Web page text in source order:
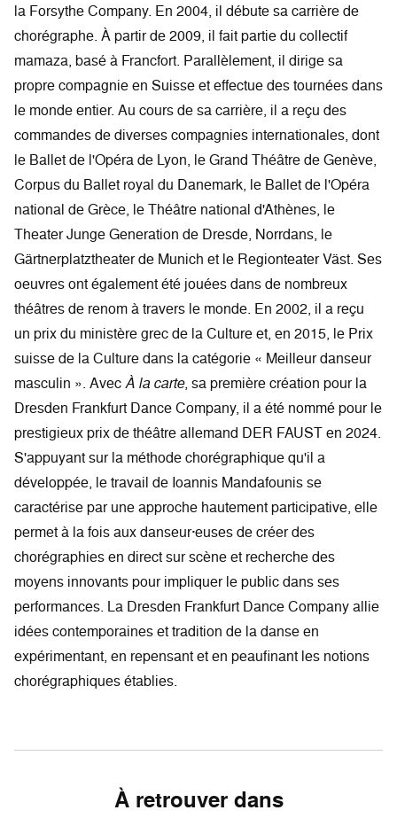
la Forsythe Company. En 2004, il débute sa carrière de
chorégraphe. À partir de 2009, il fait partie du collectif
mamaza, basé à Francfort. Parallèlement, il dirige sa
propre compagnie en Suisse et effectue des tournées dans
le monde entier. Au cours de sa carrière, il a reçu des
commandes de diverses compagnies internationales, dont
le Ballet de l'Opéra de Lyon, le Grand Théâtre de Genève,
Corpus du Ballet royal du Danemark, le Ballet de l'Opéra
national de Grèce, le Théâtre national d'Athènes, le
Theater Junge Generation de Dresde, Norrdans, le
Gärtnerplatztheater de Munich et le Regionteater Väst. Ses
oeuvres ont également été jouées dans de nombreux
théâtres de renom à travers le monde. En 2002, il a reçu
un prix du ministère grec de la Culture et, en 2015, le Prix
suisse de la Culture dans la catégorie « Meilleur danseur
masculin ». AvecÀ la carte, sa première création pour la
Dresden Frankfurt Dance Company, il a été nommé pour le
prestigieux prix de théâtre allemand DER FAUST en 2024.
S'appuyant sur la méthode chorégraphique qu'il a
développée, le travail de Ioannis Mandafounis se
caractérise par une approche hautement participative, elle
permet à la fois aux danseur·euses de créer des
chorégraphies en direct sur scène et recherche des
moyens innovants pour impliquer le public dans ses
performances. La Dresden Frankfurt Dance Company allie
idées contemporaines et tradition de la danse en
expérimentant, en repensant et en peaufinant les notions
chorégraphiques établies.
À retrouver dans